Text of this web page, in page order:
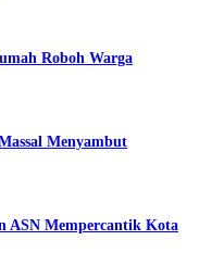
Roboh Warga
Menyambut
ASN Mempercantik Kota